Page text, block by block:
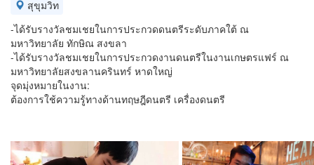
สุขุมวิท
-ได้รับรางวัลชมเชยในการประกวดดนตรีระดับภาคใต้ ณ
มหาวิทยาลัย ทักษิณ สงขลา
-ได้รับรางวัลชมเชยในการประกวดงานดนตรีในงานเกษตรแฟร์ ณ
มหาวิทยาลัยสงขลานครินทร์ หาดใหญ่
จุดมุ่งหมายในงาน:
ต้องการใช้ความรู้ทางด้านทฤษฎีดนตรี เครื่องดนตรี